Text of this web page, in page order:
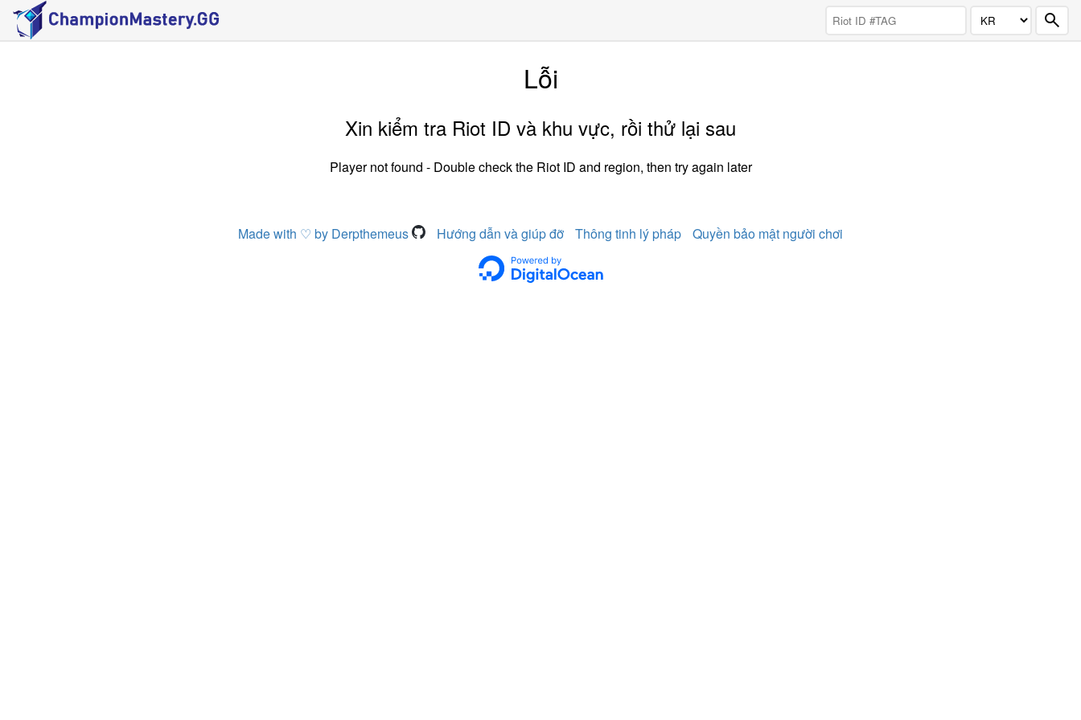
Lỗi
Xin kiểm tra Riot ID và khu vực, rồi thử lại sau
Player not found - Double check the Riot ID and region, then try again later
Made with ♡ by Derpthemeus Hướng dẫn và giúp đỡ Thông tinh lý pháp Quyền bảo mật người chơi